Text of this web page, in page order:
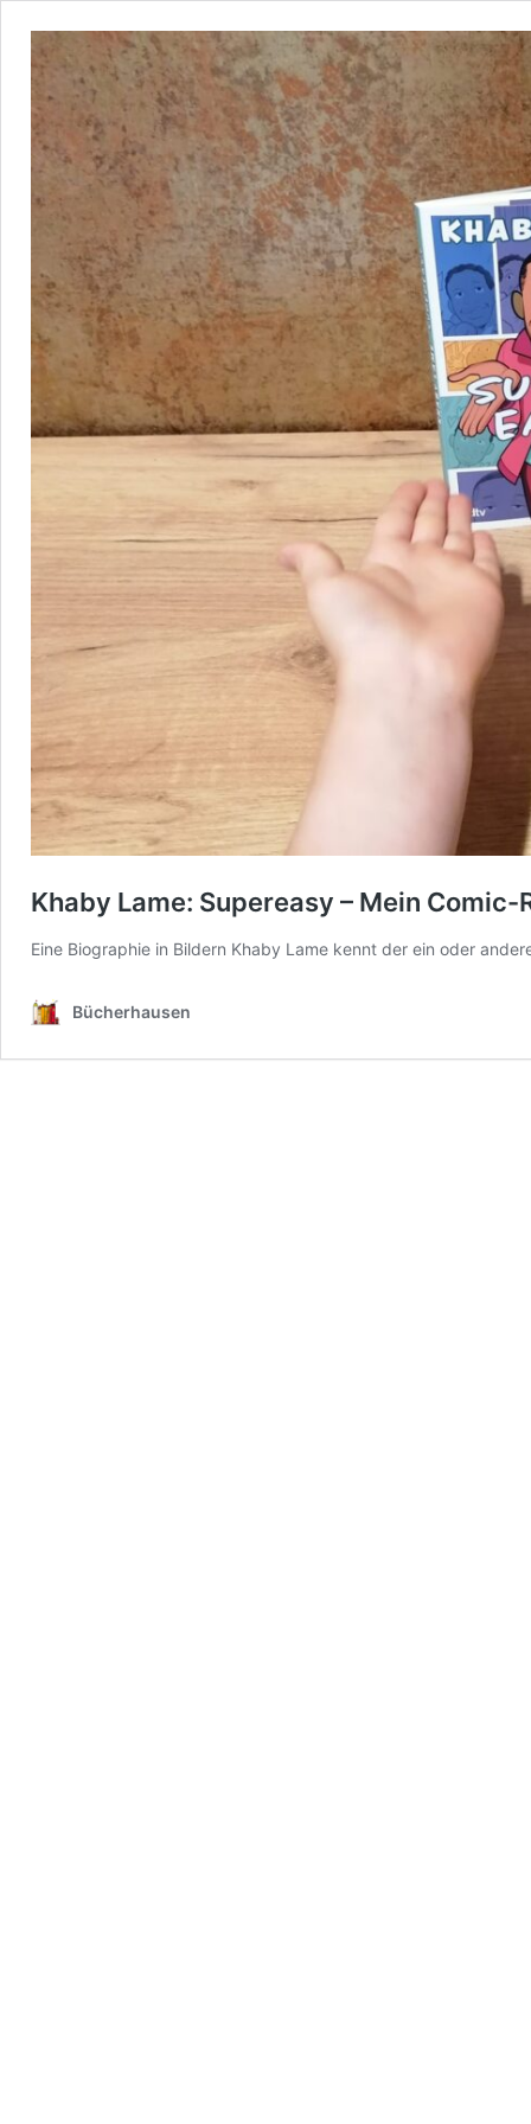
Khaby Lame: Supereasy – Mein
Eine Biographie in Bildern Khaby Lame kennt der ein oder
Bücherhausen